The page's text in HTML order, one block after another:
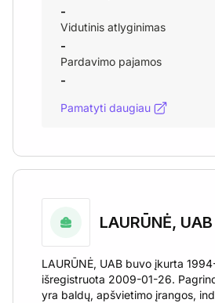
-
Vidutinis atlyginimas
-
Pardavimo pajamos
-
Pamatyti daugiau
LAURŪNĖ, UAB
LAURŪNĖ, UAB buvo įkurta
išregistruota 2009-01-26.
yra baldų, apšvietimo įrangos,